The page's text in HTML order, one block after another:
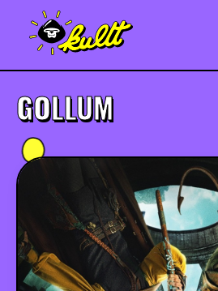
MUSIQUE
CRÉATION
ART
GOLLUM